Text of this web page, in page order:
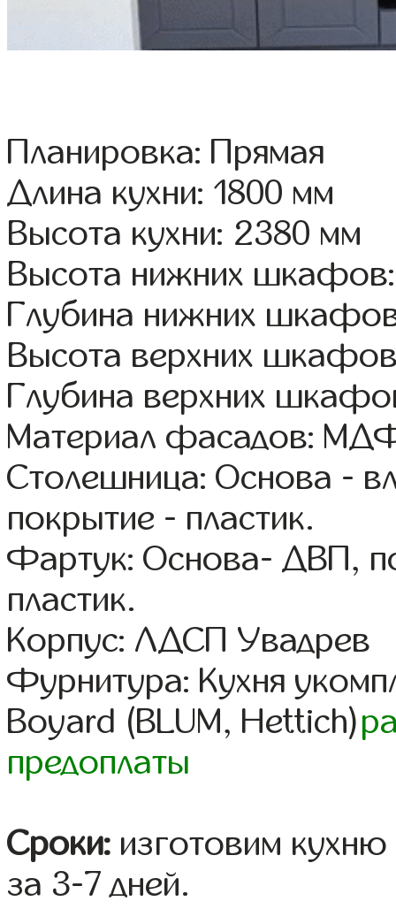
Планировка: Прямая
Длина кухни: 1800 мм
Высота кухни: 2380 мм
Высота нижних
Глубина нижних
Высота верхних
Глубина верхних
Материал фасадов:
Столешница: Основа -
покрытие - пластик.
Фартук: Основа- ДВП,
пластик.
Корпус: ЛДСП Увадрев
Фурнитура: Кухня
Boyard (BLUM, Hettich)
предоплаты
Сроки: изготовим
за 3-7 дней.